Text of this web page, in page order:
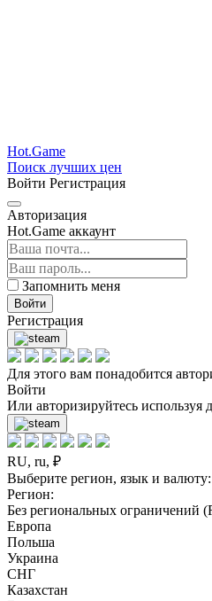
Hot.Game
Поиск лучших цен
Войти Регистрация
Авторизация
Hot.Game аккаунт
Запомнить меня
Войти
Регистрация
Для этого вам понадобится
Войти
Или авторизируйтесь используя
RU, ru, ₽
Выберите регион, язык и валюту:
Регион:
Без региональных ограничений
Европа
Польша
Украина
СНГ
Казахстан